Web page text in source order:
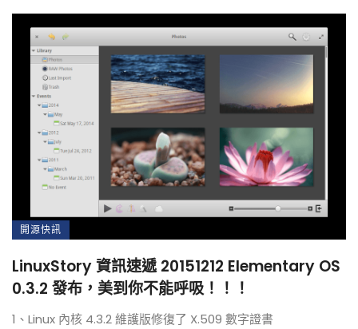
開源快訊
LinuxStory 資訊速遞 20151212 Elementary OS
0.3.2 發布，美到你不能呼吸！！！
1、Linux 內核 4.3.2 維護版修復了 X.509 數字證書